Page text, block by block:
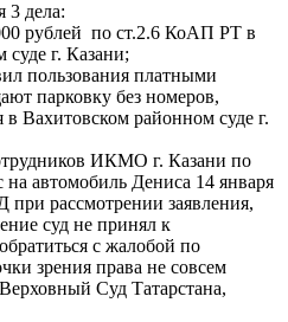
3 дела:
рублей по ст.2.6 КоАП РТ в
г. Казани;
пользования платными
парковку без номеров,
в Вахитовском районном суде г.
ИКМО г. Казани по
на автомобиль Дениса 14 января
при рассмотрении заявления,
суд не принял к
с жалобой по
зрения права не совсем
Суд Татарстана,